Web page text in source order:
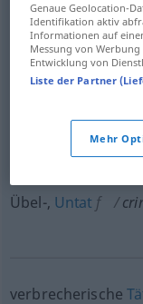
strafbare
crime
Übel-, Untat f
verbrecherische
Genaue Geolocation-
Identifikation aktiv
Informationen auf
Messung von
Entwicklung von
Liste der Partner
Mehr